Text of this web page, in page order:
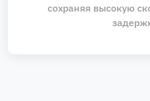
сохраняя высокую